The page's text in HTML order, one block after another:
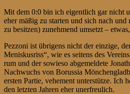
Mit dem 0:0 bin ich eigentlich gar nicht
eher mäßig zu starten und sich nach
zu besitzen) zunehmend umsetzt –
Pezzoni ist übrigens nicht der einzige,
Meniskusriss“, wie es seitens des
rum und der sowieso abgemeldete
Nachwuchs von Borussia
ersten Partie, vehement unterstütze.
den letzten Jahren eher unerfreulich.